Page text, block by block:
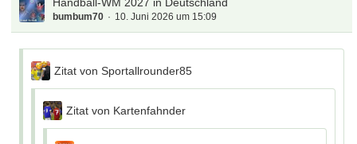
Handball-WM 2027 in Deutschland
bumbum70 10. Juni 2026 um 15:09
Zitat von Sportallrounder85
Zitat von Kartenfahnder